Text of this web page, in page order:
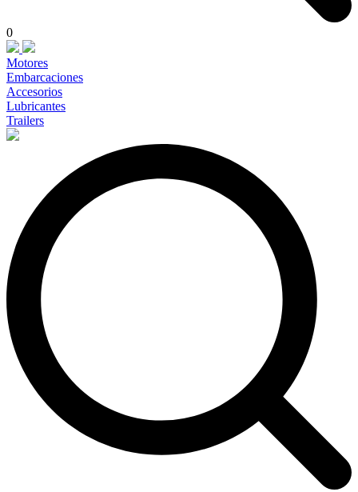
0
Motores
Embarcaciones
Accesorios
Lubricantes
Trailers